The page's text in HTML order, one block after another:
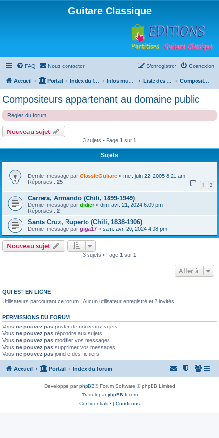
Guitare Classique
FAQ Nous contacter Connexion
S’enregistrer
Accueil Portail Index du forum Infos musicales Liste des compositeurs de musique pour guitare Compositeurs appartenant au domaine public
Compositeurs appartenant au domaine public
Règles du forum
Nouveau sujet
3 sujets • Page 1 sur 1
Sujets
Dernier message par ClassicGuitare « mer. juin 22, 2005 8:21 am
Réponses : 25 1 2
Carrera, Armando (Chili, 1899-1949)
Dernier message par didier« dim. avr. 21, 2024 6:09 pm
Réponses : 2
Santa Cruz, Ruperto (Chili, 1838-1906)
Dernier message par giga17 « sam. avr. 20, 2024 4:08 pm
Nouveau sujet
3 sujets • Page 1 sur 1
Aller à
QUI EST EN LIGNE
Utilisateurs parcourant ce forum : Aucun utilisateur enregistré et 2 invités
PERMISSIONS DU FORUM
Vous ne pouvez pas poster de nouveaux sujets
Vous ne pouvez pas répondre aux sujets
Vous ne pouvez pas modifier vos messages
Vous ne pouvez pas supprimer vos messages
Vous ne pouvez pas joindre des fichiers
Accueil Portail Index du forum
Développé parphpBB® Forum Software © phpBB Limited
Traduit parphpBB-fr.com
Confidentialité | Conditions